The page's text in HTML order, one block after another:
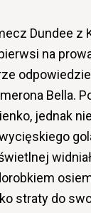
Dundee z
na
Bella.
jednak
straty do